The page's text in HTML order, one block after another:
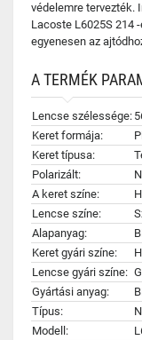
védelemre tervezték.
Lacoste L6025S 214
egyenesen az
A TERMÉK
Lencse szélessége:
Keret formája:
Keret típusa:
Polarizált:
A keret színe:
Lencse színe:
Alapanyag:
Keret gyári színe:
Lencse gyári színe:
Gyártási anyag:
Típus:
Modell: